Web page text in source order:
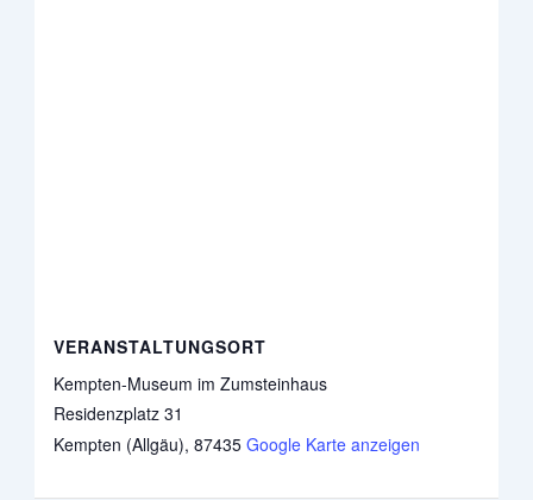
VERANSTALTUNGSORT
Kempten-Museum im Zumsteinhaus
Residenzplatz 31
Kempten (Allgäu), 87435 Google Karte anzeigen